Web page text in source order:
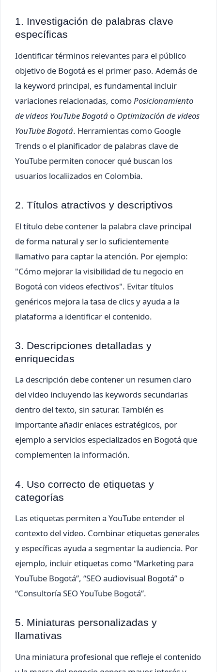
1. Investigación de palabras clave
específicas
Identificar términos relevantes para el público
objetivo de Bogotá es el primer paso. Además de
la keyword principal, es fundamental incluir
variaciones relacionadas, comoPosicionamiento
de videos YouTube Bogotá o Optimización de videos
YouTube Bogotá. Herramientas como Google
Trends o el planificador de palabras clave de
YouTube permiten conocer qué buscan los
usuarios localiizados en Colombia.
2. Títulos atractivos y descriptivos
El título debe contener la palabra clave principal
de forma natural y ser lo suficientemente
llamativo para captar la atención. Por ejemplo:
"Cómo mejorar la visibilidad de tu negocio en
Bogotá con videos efectivos". Evitar títulos
genéricos mejora la tasa de clics y ayuda a la
plataforma a identificar el contenido.
3. Descripciones detalladas y
enriquecidas
La descripción debe contener un resumen claro
del video incluyendo las keywords secundarias
dentro del texto, sin saturar. También es
importante añadir enlaces estratégicos, por
ejemplo a servicios especializados en Bogotá que
complementen la información.
4. Uso correcto de etiquetas y
categorías
Las etiquetas permiten a YouTube entender el
contexto del video. Combinar etiquetas generales
y específicas ayuda a segmentar la audiencia. Por
ejemplo, incluir etiquetas como “Marketing para
YouTube Bogotá”, “SEO audiovisual Bogotá” o
“Consultoría SEO YouTube Bogotá”.
5. Miniaturas personalizadas y
llamativas
Una miniatura profesional que refleje el contenido